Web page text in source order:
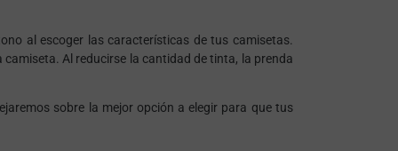
al escoger las características de tus camisetas.
Al reducirse la cantidad de tinta, la prenda
sobre la mejor opción a elegir para que tus